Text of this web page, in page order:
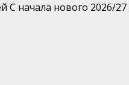
начала нового 2026/27